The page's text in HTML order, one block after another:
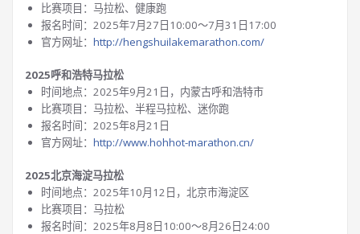
比赛项目：马拉松、健康跑
报名时间：2025年7月27日10:00～7月31日17:00
官方网址： http://hengshuilakemarathon.com/
2025呼和浩特马拉松
时间地点：2025年9月21日，内蒙古呼和浩特市
比赛项目：马拉松、半程马拉松、迷你跑
报名时间：2025年8月21日
官方网址： http://www.hohhot-marathon.cn/
2025北京海淀马拉松
时间地点：2025年10月12日，北京市海淀区
比赛项目：马拉松
报名时间：2025年8月8日10:00～8月26日24:00